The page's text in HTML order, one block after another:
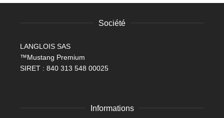
Société
LANGLOIS SAS
™Mustang Premium
SIRET : 840 313 548 00025
Informations